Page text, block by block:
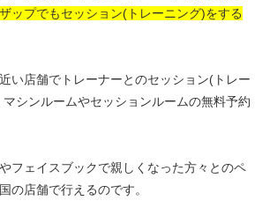
ップでもセッション(トレーニング)をする
い店舗でトレーナーとのセッション(トレー
シンルームやセッションルームの無料予約
フェイスブックで親しくなった方々とのペ
の店舗で行えるのです。